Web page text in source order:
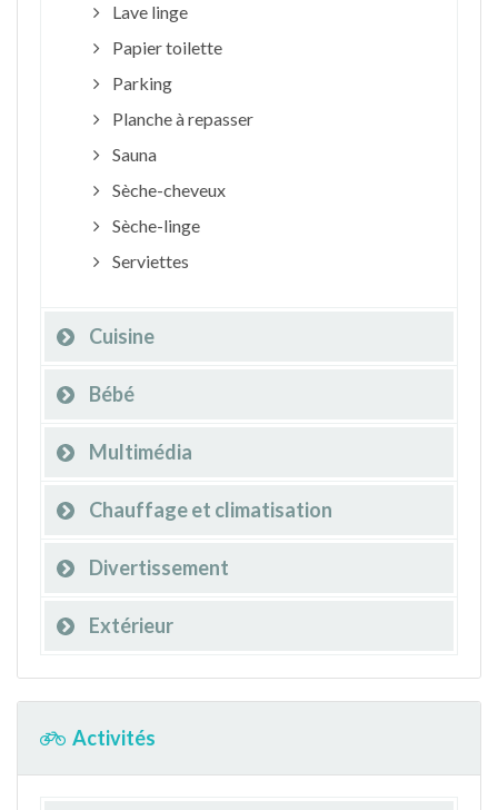
Lave linge
Papier toilette
Parking
Planche à repasser
Sauna
Sèche-cheveux
Sèche-linge
Serviettes
Cuisine
Bébé
Multimédia
Chauffage et climatisation
Divertissement
Extérieur
Activités